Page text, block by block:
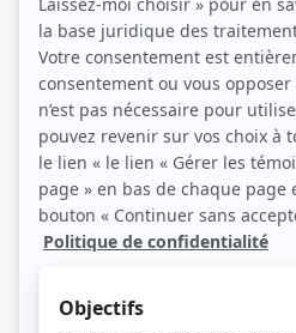
(Source: ICI
Description sommaire de
Régis Labeaume s’ouvre sur ses propres
la deuxième ville du Québec et invite des
le cadre de ce documentaire à la fois
(Fourni par la production)
Liens